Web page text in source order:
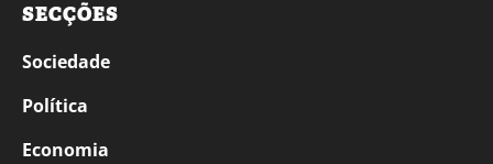
SECÇÕES
Sociedade
Política
Economia